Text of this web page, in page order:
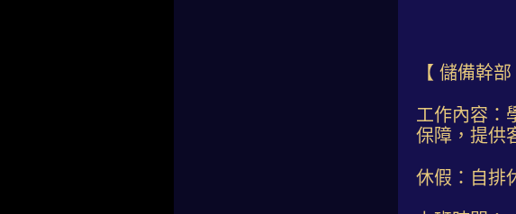
【 儲備幹部
工作內容：
保障，提供
休假：自排